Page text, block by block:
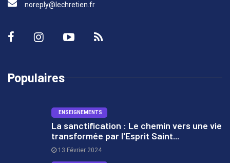
noreply@lechretien.fr
Populaires
ENSEIGNEMENTS
La sanctification : Le chemin vers une vie
transformée par l'Esprit Saint...
13 Février 2024